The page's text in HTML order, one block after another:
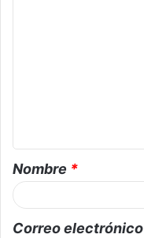
Nombre *
Correo electrónico